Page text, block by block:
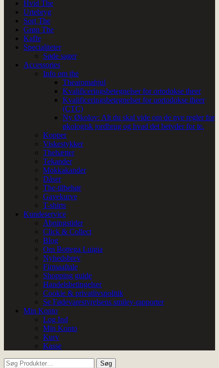
Hvid The
Urtebryg
Sort The
Grøn The
Kaffe
Specialiteter
Søde sager
Accessories
Info om the
Thearomahjul
Kvalificeringsbetegnelser for ortodokse theer
Kvalificeringsbetegnelser for uortodokse theer
(CTC)
Ny Økolov: Alt du skal vide om de nye regler for
økologisk jordbrug og hvad det betyder for te.
Kopper
Viskestykker
Thehætter
Tekander
Mokkakander
Dåser
The-tilbehør
Gavekurve
T-shirts
Kundeservice
Åbningstider
Click & Collect
Blog
Om Bottega Luigia
Nyhedsbrev
Firmaaftale
Shopping guide
Handelsbetingelser
Cookie & privatlivspolitik
Se Fødevarestyrelsens smiley-rapporter
Min Konto
Log Ind
Min Konto
Kurv
Kasse